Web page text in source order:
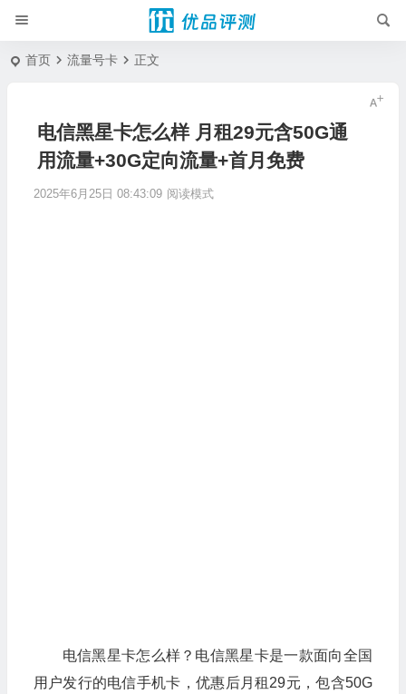
首页 流量号卡 正文
电信黑星卡怎么样 月租29元含50G通
用流量+30G定向流量+首月免费
2025年6月25日 08:43:09 阅读模式
电信黑星卡怎么样？电信黑星卡是一款面向全国
用户发行的电信手机卡，优惠后月租29元，包含50G